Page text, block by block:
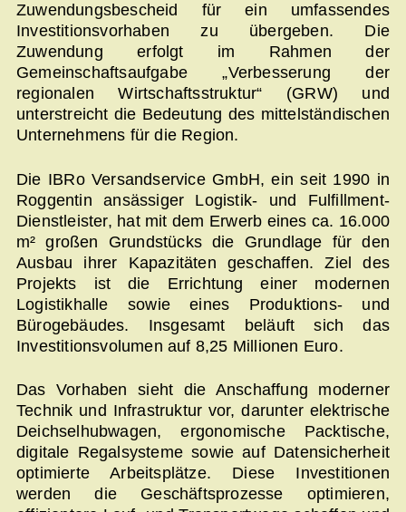
Zuwendungsbescheid für ein umfassendes
Investitionsvorhaben zu übergeben. Die
Zuwendung erfolgt im Rahmen der
Gemeinschaftsaufgabe „Verbesserung der
regionalen Wirtschaftsstruktur“ (GRW) und
unterstreicht die Bedeutung des mittelständischen
Unternehmens für die Region.
Die IBRo Versandservice GmbH, ein seit 1990 in
Roggentin ansässiger Logistik- und Fulfillment-
Dienstleister, hat mit dem Erwerb eines ca. 16.000
m² großen Grundstücks die Grundlage für den
Ausbau ihrer Kapazitäten geschaffen. Ziel des
Projekts ist die Errichtung einer modernen
Logistikhalle sowie eines Produktions- und
Bürogebäudes. Insgesamt beläuft sich das
Investitionsvolumen auf 8,25 Millionen Euro.
Das Vorhaben sieht die Anschaffung moderner
Technik und Infrastruktur vor, darunter elektrische
Deichselhubwagen, ergonomische Packtische,
digitale Regalsysteme sowie auf Datensicherheit
optimierte Arbeitsplätze. Diese Investitionen
werden die Geschäftsprozesse optimieren,